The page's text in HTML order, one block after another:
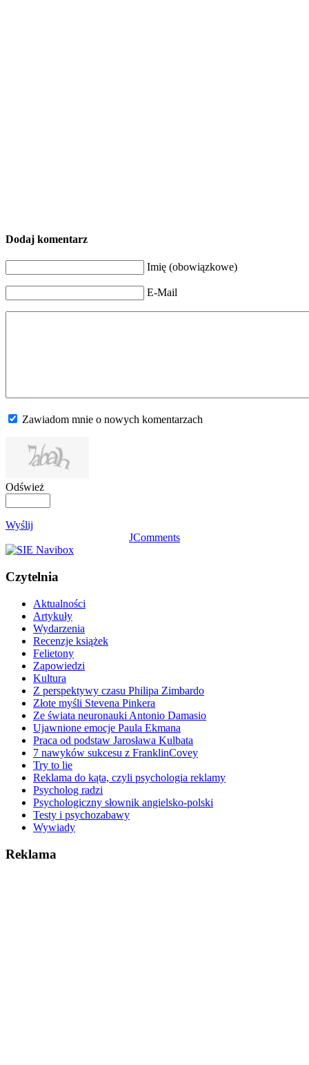
Dodaj komentarz
Imię (obowiązkowe)
E-Mail
Zawiadom mnie o nowych komentarzach
Odśwież
Wyślij
JComments
Czytelnia
Aktualności
Artykuły
Wydarzenia
Recenzje książek
Felietony
Zapowiedzi
Kultura
Z perspektywy czasu Philipa Zimbardo
Złote myśli Stevena Pinkera
Ze świata neuronauki Antonio Damasio
Ujawnione emocje Paula Ekmana
Praca od podstaw Jarosława Kulbata
7 nawyków sukcesu z FranklinCovey
Try to lie
Reklama do kąta, czyli psychologia reklamy
Psycholog radzi
Psychologiczny słownik angielsko-polski
Testy i psychozabawy
Wywiady
Reklama